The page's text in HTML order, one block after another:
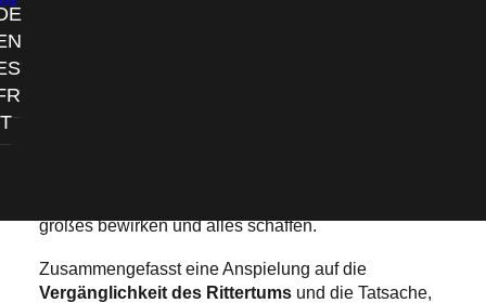
großes bewirken und alles schaffen.
Zusammengefasst eine Anspielung auf die
Vergänglichkeit des Rittertums und die Tatsache,